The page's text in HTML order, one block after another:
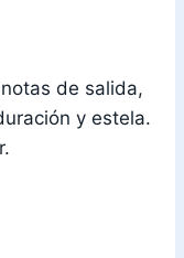
de salida,
y estela.